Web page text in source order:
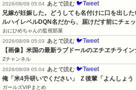
2026/08/09 05:04 あとで読む 🐦Tweet
兄嫁が妊娠した。どうしても名付けに口を出し
ルハイレベルDQN名だから、届けだす前にチェ
おにひめちゃんの監視部屋
2026/08/09 05:03 あとで読む 🐦Tweet
【画像】米国の最新ラブドールのヱチヱチライ
Zチャンネル
2026/08/09 05:04 あとで読む 🐦Tweet
俺「米4升研いでください」 Ｚ後輩「よんしょう
ガールズVIPまとめ